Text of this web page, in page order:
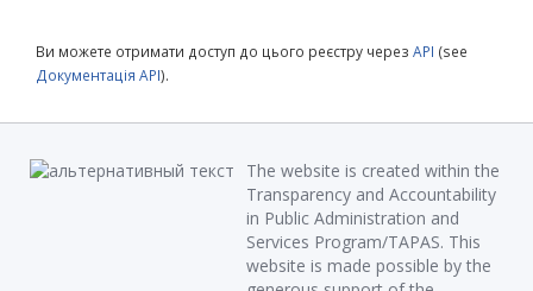
Ви можете отримати доступ до цього реєстру через API (see
Документація API).
The website is created within the
Transparency and Accountability
in Public Administration and
Services Program/TAPAS. This
website is made possible by the